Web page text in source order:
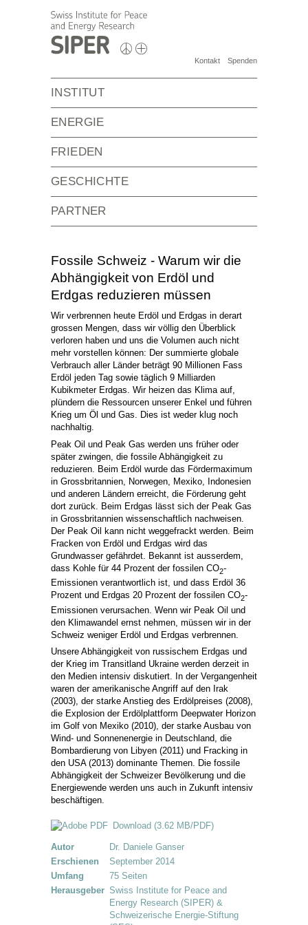
Kontakt Spenden
INSTITUT
ENERGIE
FRIEDEN
GESCHICHTE
PARTNER
Fossile Schweiz - Warum wir die
Abhängigkeit von Erdöl und
Erdgas reduzieren müssen
Wir verbrennen heute Erdöl und Erdgas in derart
grossen Mengen, dass wir völlig den Überblick
verloren haben und uns die Volumen auch nicht
mehr vorstellen können: Der summierte globale
Verbrauch aller Länder beträgt 90 Millionen Fass
Erdöl jeden Tag sowie täglich 9 Milliarden
Kubikmeter Erdgas. Wir heizen das Klima auf,
plündern die Ressourcen unserer Enkel und führen
Krieg um Öl und Gas. Dies ist weder klug noch
nachhaltig.
Peak Oil und Peak Gas werden uns früher oder
später zwingen, die fossile Abhängigkeit zu
reduzieren. Beim Erdöl wurde das Fördermaximum
in Grossbritannien, Norwegen, Mexiko, Indonesien
und anderen Ländern erreicht, die Förderung geht
dort zurück. Beim Erdgas lässt sich der Peak Gas
in Grossbritannien wissenschaftlich nachweisen.
Der Peak Oil kann nicht weggefrackt werden. Beim
Fracken von Erdöl und Erdgas wird das
Grundwasser gefährdet. Bekannt ist ausserdem,
dass Kohle für 44 Prozent der fossilen CO2-
Emissionen verantwortlich ist, und dass Erdöl 36
Prozent und Erdgas 20 Prozent der fossilen CO2-
Emissionen verursachen. Wenn wir Peak Oil und
den Klimawandel ernst nehmen, müssen wir in der
Schweiz weniger Erdöl und Erdgas verbrennen.
Unsere Abhängigkeit von russischem Erdgas und
der Krieg im Transitland Ukraine werden derzeit in
den Medien intensiv diskutiert. In der Vergangenheit
waren der amerikanische Angriff auf den Irak
(2003), der starke Anstieg des Erdölpreises (2008),
die Explosion der Erdölplattform Deepwater Horizon
im Golf von Mexiko (2010), der starke Ausbau von
Wind- und Sonnenenergie in Deutschland, die
Bombardierung von Libyen (2011) und Fracking in
den USA (2013) dominante Themen. Die fossile
Abhängigkeit der Schweizer Bevölkerung und die
Energiewende werden uns auch in Zukunft intensiv
beschäftigen.
Download (3.62 MB/PDF)
Autor
Dr. Daniele Ganser
Erschienen
September 2014
Umfang
75 Seiten
Herausgeber Swiss Institute for Peace and
Energy Research (SIPER) &
Schweizerische Energie-Stiftung